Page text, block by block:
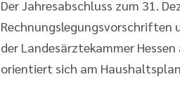
Der Jahresabschluss zum 31.
Rechnungslegungsvorschriften
der Landesärztekammer
orientiert sich am